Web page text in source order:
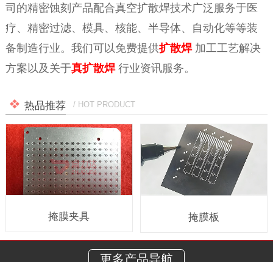
司的精密蚀刻产品配合真空扩散焊技术广泛服务于医
疗、精密过滤、模具、核能、半导体、自动化等等装
备制造行业。我们可以免费提供扩散焊 加工工艺解决
方案以及关于真扩散焊 行业资讯服务。
热品推荐 / HOT PRODUCT
掩膜夹具 掩膜板
更多产品导航